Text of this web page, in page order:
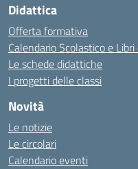
Didattica
Offerta formativa
Calendario Scolastico e Libri
Le schede didattiche
I progetti delle classi
Novità
Le notizie
Le circolari
Calendario eventi